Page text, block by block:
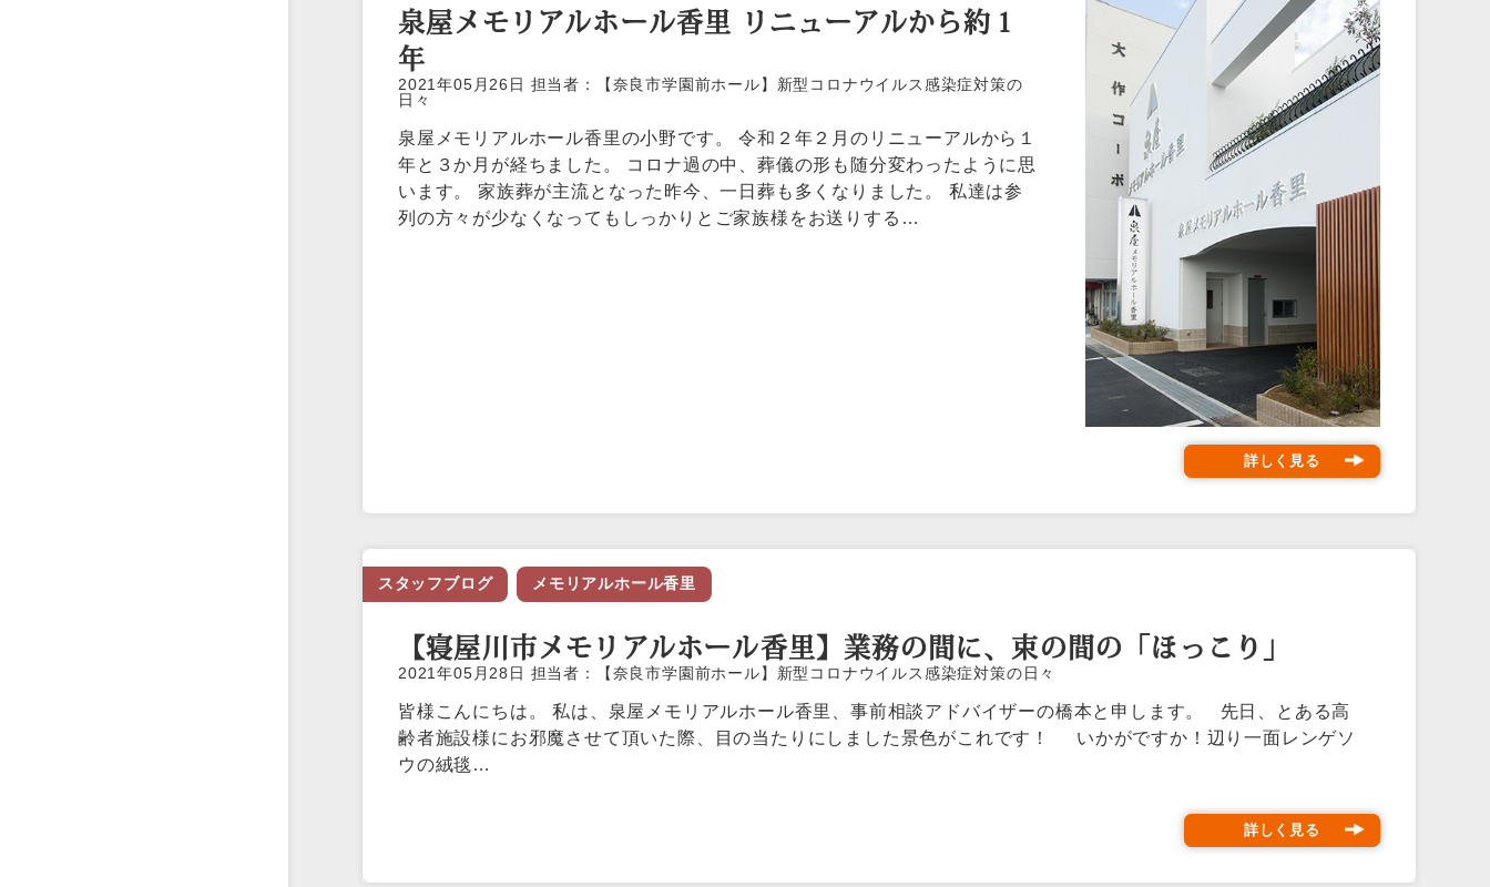
泉屋メモリアルホール香里 リニューアルから約１
年
2021年05月26日 担当者：【奈良市学園前ホール】新型コロナウイルス感染症対策の
日々
泉屋メモリアルホール香里の小野です。 令和２年２月のリニューアルから１
年と３か月が経ちました。 コロナ過の中、葬儀の形も随分変わったように思
います。 家族葬が主流となった昨今、一日葬も多くなりました。 私達は参
列の方々が少なくなってもしっかりとご家族様をお送りする…
詳しく見る
スタッフブログ メモリアルホール香里
【寝屋川市メモリアルホール香里】業務の間に、束の間の「ほっこり」
2021年05月28日 担当者：【奈良市学園前ホール】新型コロナウイルス感染症対策の日々
皆様こんにちは。 私は、泉屋メモリアルホール香里、事前相談アドバイザーの橋本と申します。 先日、とある高
齢者施設様にお邪魔させて頂いた際、目の当たりにしました景色がこれです！ いかがですか！辺り一面レンゲソ
ウの絨毯…
詳しく見る